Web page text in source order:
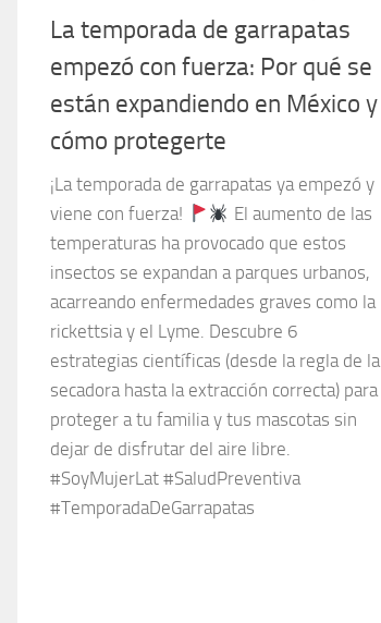
La temporada de garrapatas
empezó con fuerza: Por qué se
están expandiendo en México y
cómo protegerte
¡La temporada de garrapatas ya empezó y
viene con fuerza!
El aumento de las
temperaturas ha provocado que estos
insectos se expandan a parques urbanos,
acarreando enfermedades graves como la
rickettsia y el Lyme. Descubre 6
estrategias científicas (desde la regla de la
secadora hasta la extracción correcta) para
proteger a tu familia y tus mascotas sin
dejar de disfrutar del aire libre.
#SoyMujerLat #SaludPreventiva
#TemporadaDeGarrapatas